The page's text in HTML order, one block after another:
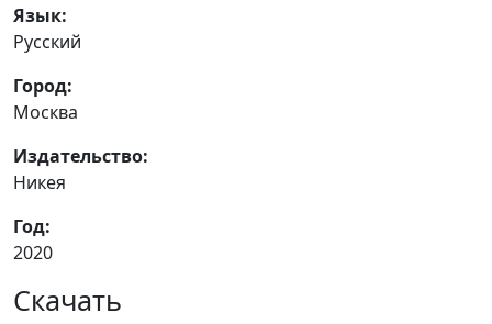
Язык:
Русский
Город:
Москва
Издательство:
Никея
Год:
2020
Скачать